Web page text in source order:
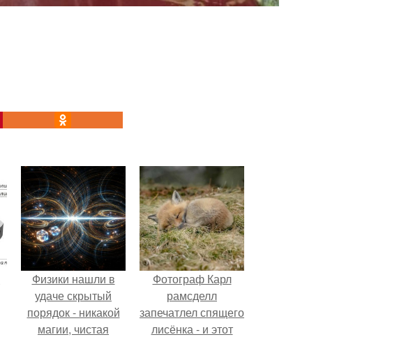
Физики нашли в
удаче скрытый
порядок - никакой
магии, чистая
Фотограф Карл
рамсделл
запечатлел спящего
лисёнка - и этот